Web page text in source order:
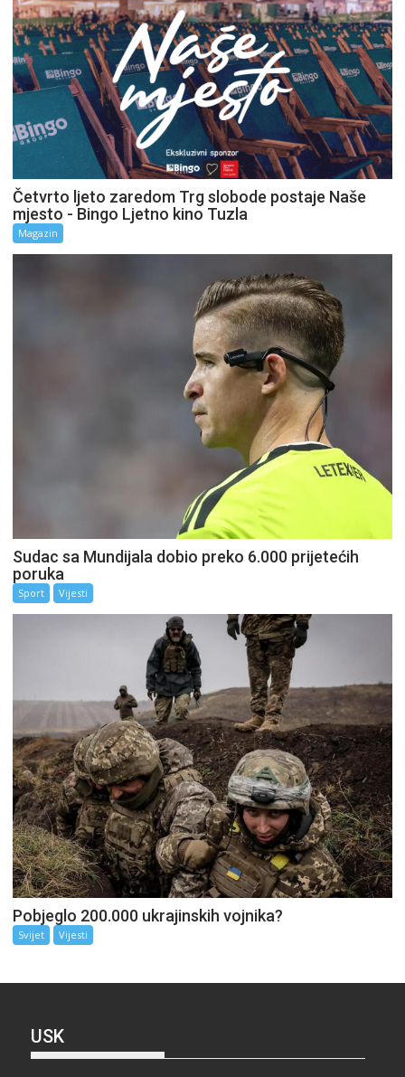
Četvrto ljeto zaredom Trg slobode postaje Naše
mjesto - Bingo Ljetno kino Tuzla
Magazin
Sudac sa Mundijala dobio preko 6.000 prijetećih
poruka
Sport Vijesti
Pobjeglo 200.000 ukrajinskih vojnika?
Svijet Vijesti
USK